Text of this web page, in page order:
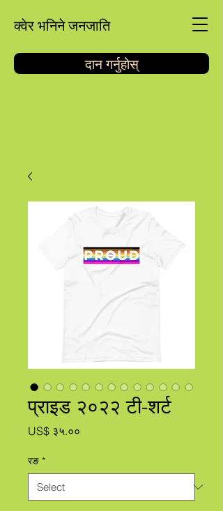
क्वेर भनिने जनजाति
दान गर्नुहोस्
प्राइड २०२२ टी-शर्ट
US$ ३५.००
रङ *